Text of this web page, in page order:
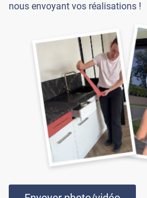
nous envoyant vos réalisations !